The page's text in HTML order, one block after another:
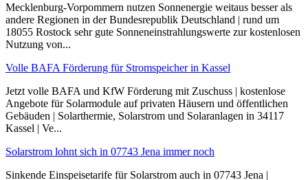
Mecklenburg-Vorpommern nutzen Sonnenergie weitaus besser als
andere Regionen in der Bundesrepublik Deutschland | rund um
18055 Rostock sehr gute Sonneneinstrahlungswerte zur kostenlosen
Nutzung von...
Volle BAFA Förderung für Stromspeicher in Kassel
Jetzt volle BAFA und KfW Förderung mit Zuschuss | kostenlose
Angebote für Solarmodule auf privaten Häusern und öffentlichen
Gebäuden | Solarthermie, Solarstrom und Solaranlagen in 34117
Kassel | Ve...
Solarstrom lohnt sich in 07743 Jena immer noch
Sinkende Einspeisetarife für Solarstrom auch in 07743 Jena |